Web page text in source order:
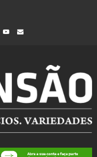
SÃO DESTAQUE EM